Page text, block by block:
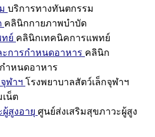
บริการทางทันตกรรม
คลินิกกายภาพบำบัด
ย์ คลินิกเทคนิคการแพทย์
การกำหนดอาหาร คลินิก
ำหนดอาหาร
ฬาฯ โรงพยาบาลสัตว์เล็กจุฬาฯ
เน็ต
สูงอายุ ศูนย์ส่งเสริมสุขภาวะผู้สูง